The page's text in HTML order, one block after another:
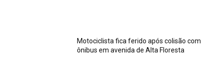
Motociclista fica ferido após colisão com
ônibus em avenida de Alta Floresta